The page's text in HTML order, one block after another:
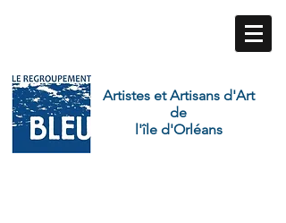
Artistes et Artisans d'Art
de
l'île d'Orléans